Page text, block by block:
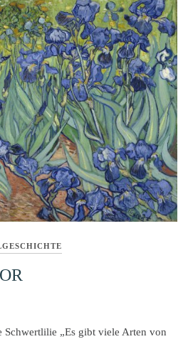
Schwertlilie „Es gibt viele Arten von